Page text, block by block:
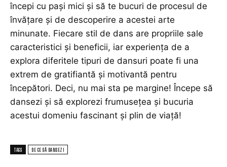
începi cu pași mici și să te bucuri de procesul de
învățare și de descoperire a acestei arte
minunate. Fiecare stil de dans are propriile sale
caracteristici și beneficii, iar experiența de a
explora diferitele tipuri de dansuri poate fi una
extrem de gratifiantă și motivantă pentru
începători. Deci, nu mai sta pe margine! Începe să
dansezi și să explorezi frumusețea și bucuria
acestui domeniu fascinant și plin de viață!
TAGS DE CE SĂ DANSEZI